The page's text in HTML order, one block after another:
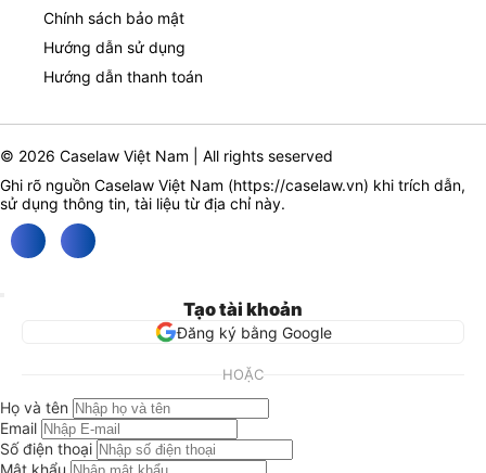
Chính sách bảo mật
Hướng dẫn sử dụng
Hướng dẫn thanh toán
© 2026 Caselaw Việt Nam | All rights seserved
Ghi rõ nguồn Caselaw Việt Nam (https://caselaw.vn) khi trích dẫn,
sử dụng thông tin, tài liệu từ địa chỉ này.
Tạo tài khoản
Đăng ký bằng Google
HOẶC
Họ và tên
Email
Số điện thoại
Mật khẩu